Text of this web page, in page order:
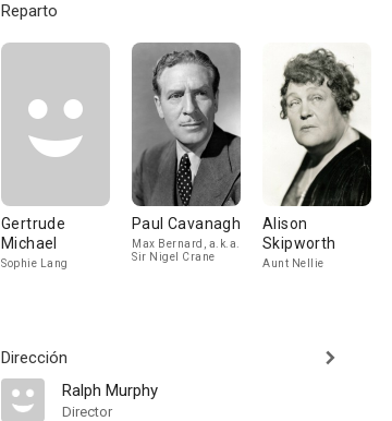
Reparto
Gertrude
Michael
Sophie Lang
Paul Cavanagh
Max Bernard, a.k.a.
Sir Nigel Crane
Alison
Skipworth
Aunt Nellie
Dirección
Ralph Murphy
Director